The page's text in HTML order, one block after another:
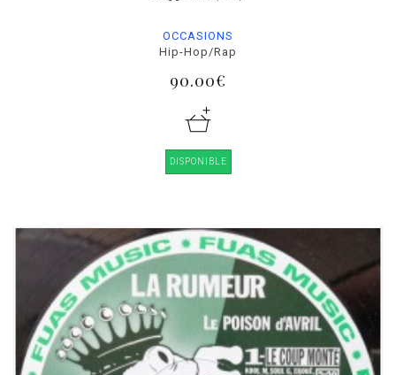
OCCASIONS
Hip-Hop/Rap
90.00€
DISPONIBLE